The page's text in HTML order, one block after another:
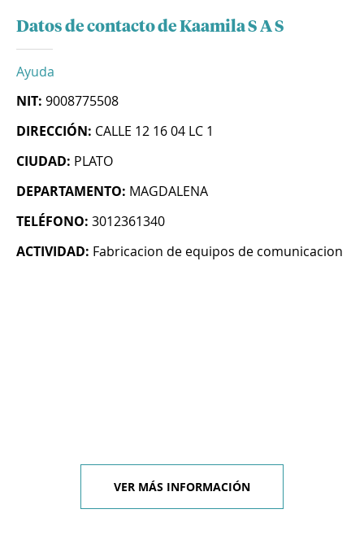
Datos de contacto de Kaamila S A S
Ayuda
NIT: 9008775508
DIRECCIÓN: CALLE 12 16 04 LC 1
CIUDAD: PLATO
DEPARTAMENTO: MAGDALENA
TELÉFONO: 3012361340
ACTIVIDAD: Fabricacion de equipos de comunicacion
VER MÁS INFORMACIÓN